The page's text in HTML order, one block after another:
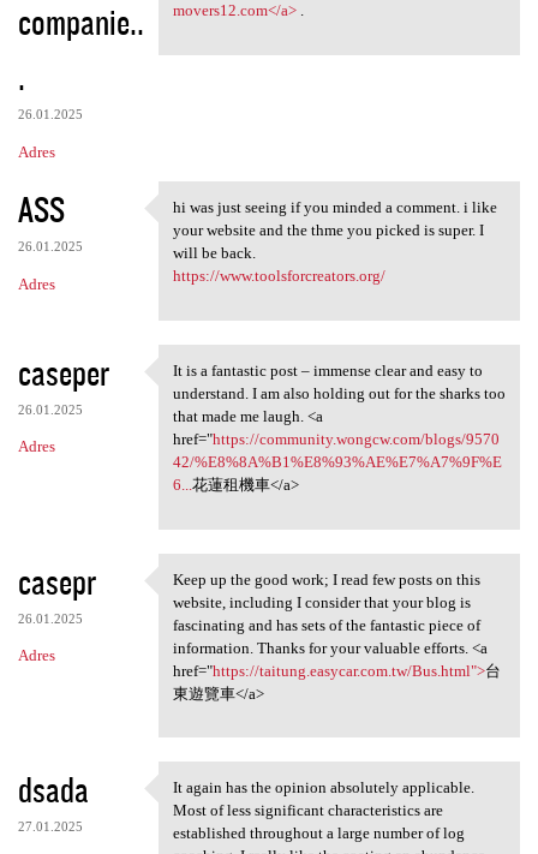
companie..
.
26.01.2025
Adres
movers12.com</a>.
ASS
26.01.2025
Adres
hi was just seeing if you
hi was just seeing if you minded a comment. i like
your website and the thme you picked is super. I
will be back.
https://www.toolsforcreators.org/
caseper
26.01.2025
Adres
It is a fantastic post –
It is a fantastic post – immense clear and easy to
understand. I am also holding out for the sharks too
that made me laugh. <a
href="https://community.wongcw.com/blogs/9570
42/%E8%8A%B1%E8%93%AE%E7%A7%9F%E
6... 花蓮租機車</a>
casepr
26.01.2025
Adres
Keep up the good work; I read
Keep up the good work; I read few posts on this
website, including I consider that your blog is
fascinating and has sets of the fantastic piece of
information. Thanks for your valuable efforts. <a
href="https://taitung.easycar.com.tw/Bus.html">台
東遊覽車</a>
dsada
27.01.2025
It again has the opinion
It again has the opinion absolutely applicable.
Most of less significant characteristics are
established throughout a large number of log